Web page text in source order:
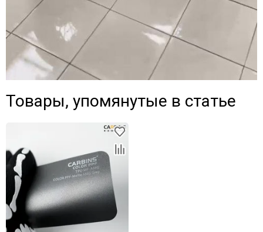
Товары, упомянутые в статье